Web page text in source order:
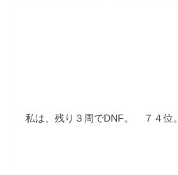
私は、残り３周でDNF。 ７４位。